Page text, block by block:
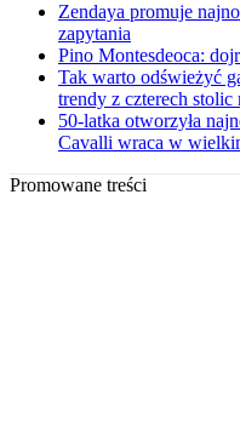
Zendaya promuje
zapytania
Pino Montesdeoca:
Tak warto odświeżyć
trendy z czterech stolic
50-latka otworzyła
Cavalli wraca w
Promowane treści